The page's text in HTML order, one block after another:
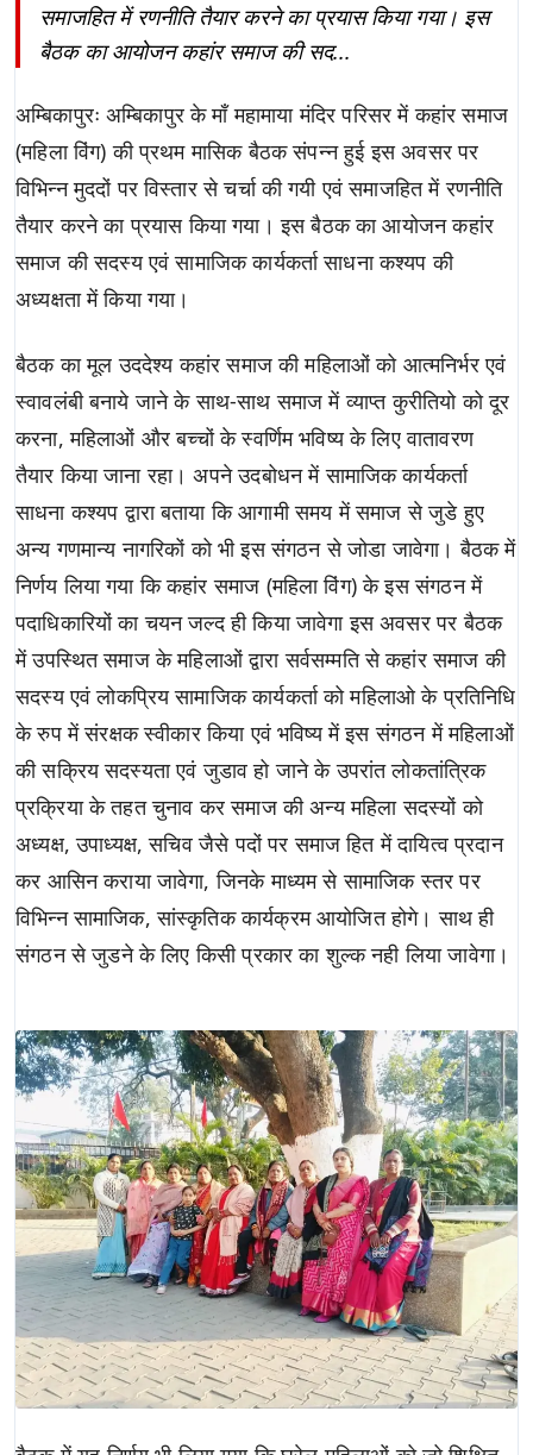
समाजहित में रणनीति तैयार करने का प्रयास किया गया। इस
बैठक का आयोजन कहांर समाज की सद...
अम्बिकापुरः अम्बिकापुर के माँ महामाया मंदिर परिसर में कहांर समाज
(महिला विंग) की प्रथम मासिक बैठक संपन्न हुई इस अवसर पर
विभिन्न मुददों पर विस्तार से चर्चा की गयी एवं समाजहित में रणनीति
तैयार करने का प्रयास किया गया। इस बैठक का आयोजन कहांर
समाज की सदस्य एवं सामाजिक कार्यकर्ता साधना कश्यप की
अध्यक्षता में किया गया।
बैठक का मूल उददेश्य कहांर समाज की महिलाओं को आत्मनिर्भर एवं
स्वावलंबी बनाये जाने के साथ-साथ समाज में व्याप्त कुरीतियो को दूर
करना, महिलाओं और बच्चों के स्वर्णिम भविष्य के लिए वातावरण
तैयार किया जाना रहा। अपने उदबोधन में सामाजिक कार्यकर्ता
साधना कश्यप द्वारा बताया कि आगामी समय में समाज से जुडे हुए
अन्य गणमान्य नागरिकों को भी इस संगठन से जोडा जावेगा। बैठक में
निर्णय लिया गया कि कहांर समाज (महिला विंग) के इस संगठन में
पदाधिकारियों का चयन जल्द ही किया जावेगा इस अवसर पर बैठक
में उपस्थित समाज के महिलाओं द्वारा सर्वसम्मति से कहांर समाज की
सदस्य एवं लोकप्रिय सामाजिक कार्यकर्ता को महिलाओ के प्रतिनिधि
के रुप में संरक्षक स्वीकार किया एवं भविष्य में इस संगठन में महिलाओं
की सक्रिय सदस्यता एवं जुडाव हो जाने के उपरांत लोकतांत्रिक
प्रक्रिया के तहत चुनाव कर समाज की अन्य महिला सदस्यों को
अध्यक्ष, उपाध्यक्ष, सचिव जैसे पदों पर समाज हित में दायित्व प्रदान
कर आसिन कराया जावेगा, जिनके माध्यम से सामाजिक स्तर पर
विभिन्न सामाजिक, सांस्कृतिक कार्यक्रम आयोजित होगे। साथ ही
संगठन से जुडने के लिए किसी प्रकार का शुल्क नही लिया जावेगा।